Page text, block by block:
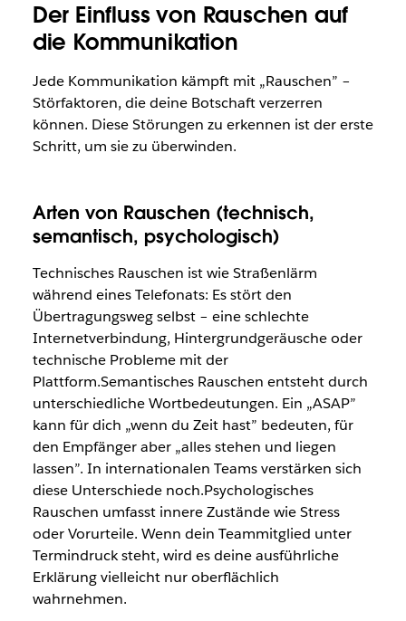
Der Einfluss von Rauschen auf
die Kommunikation
Jede Kommunikation kämpft mit „Rauschen” –
Störfaktoren, die deine Botschaft verzerren
können. Diese Störungen zu erkennen ist der erste
Schritt, um sie zu überwinden.
Arten von Rauschen (technisch,
semantisch, psychologisch)
Technisches Rauschen ist wie Straßenlärm
während eines Telefonats: Es stört den
Übertragungsweg selbst – eine schlechte
Internetverbindung, Hintergrundgeräusche oder
technische Probleme mit der
Plattform.Semantisches Rauschen entsteht durch
unterschiedliche Wortbedeutungen. Ein „ASAP”
kann für dich „wenn du Zeit hast” bedeuten, für
den Empfänger aber „alles stehen und liegen
lassen”. In internationalen Teams verstärken sich
diese Unterschiede noch.Psychologisches
Rauschen umfasst innere Zustände wie Stress
oder Vorurteile. Wenn dein Teammitglied unter
Termindruck steht, wird es deine ausführliche
Erklärung vielleicht nur oberflächlich
wahrnehmen.